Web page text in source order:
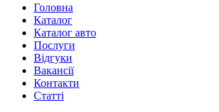
Головна
Каталог
Каталог авто
Послуги
Відгуки
Вакансії
Контакти
Статті